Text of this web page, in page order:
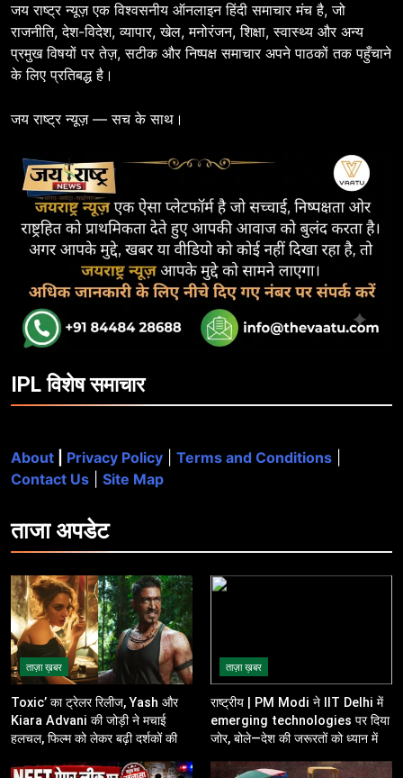
जय राष्ट्र न्यूज़ एक विश्वसनीय ऑनलाइन हिंदी समाचार मंच है, जो
राजनीति, देश-विदेश, व्यापार, खेल, मनोरंजन, शिक्षा, स्वास्थ्य और अन्य
प्रमुख विषयों पर तेज़, सटीक और निष्पक्ष समाचार अपने पाठकों तक पहुँचाने
के लिए प्रतिबद्ध है।
जय राष्ट्र न्यूज़ — सच के साथ।
IPL विशेष समाचार
About Privacy Policy Terms and Conditions
Contact Us
Site Map
ताजाअपडेट
ताज़ा ख़बर
Toxic’ का ट्रेलर रिलीज, Yash और
Kiara Advani की जोड़ी ने मचाई
हलचल, फिल्म को लेकर बढ़ी दर्शकों की
ताज़ा ख़बर
राष्ट्रीय | PM Modi ने IIT Delhi में
emerging technologies पर दिया
जोर, बोले—देश की जरूरतों को ध्यान में